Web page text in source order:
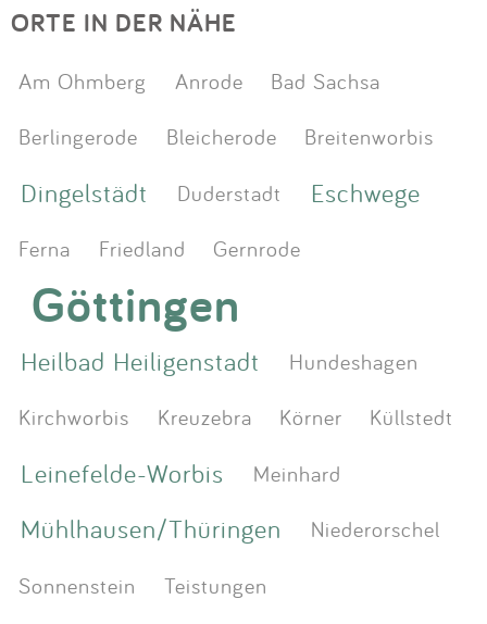
ORTE IN DER NÄHE
Am Ohmberg Anrode
Bad Sachsa
Berlingerode
Bleicherode Breitenworbis
Dingelstädt Duderstadt Eschwege
Ferna Friedland Gernrode
Göttingen
Heilbad Heiligenstadt
Hundeshagen
Kirchworbis
Kreuzebra Körner Küllstedt
Leinefelde-Worbis Meinhard
Mühlhausen/Thüringen
Niederorschel
Sonnenstein
Teistungen